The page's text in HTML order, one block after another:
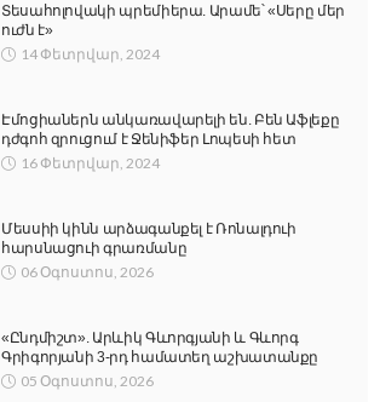
Տեսահոլովակի պրեմիերա. Արամե՝ «Սերը մեր
ուժն է»
14 Փետրվար, 2024
Էմոցիաներն անկառավարելի են. Բեն Աֆլեքը
դժգոհ զրուցում է Ջենիֆեր Լոպեսի հետ
16 Փետրվար, 2024
Մեսսիի կինն արձագանքել է Ռոնալդուի
հարսնացուի գրառմանը
06 Օգոստոս, 2026
«Ընդմիշտ». Արևիկ Գևորգյանի և Գևորգ
Գրիգորյանի 3-րդ համատեղ աշխատանքը
05 Օգոստոս, 2026